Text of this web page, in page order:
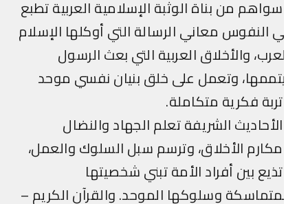
من بناة الوثبة الإسلامية العربية تطبع
النفوس معاني الرسالة التي أوكلها الإسلام
والأخلاق العربية التي بعث الرسول
وتعمل على خلق بنيان نفسي موحد
فكرية متكاملة.
الشريفة تعلم الجهاد والنضال
الأخلاق، وترسم سبل السلوك والعمل،
بين أفراد الأمة تبني شخصيتها
وسلوكها الموحد. والقرآن الكريم –